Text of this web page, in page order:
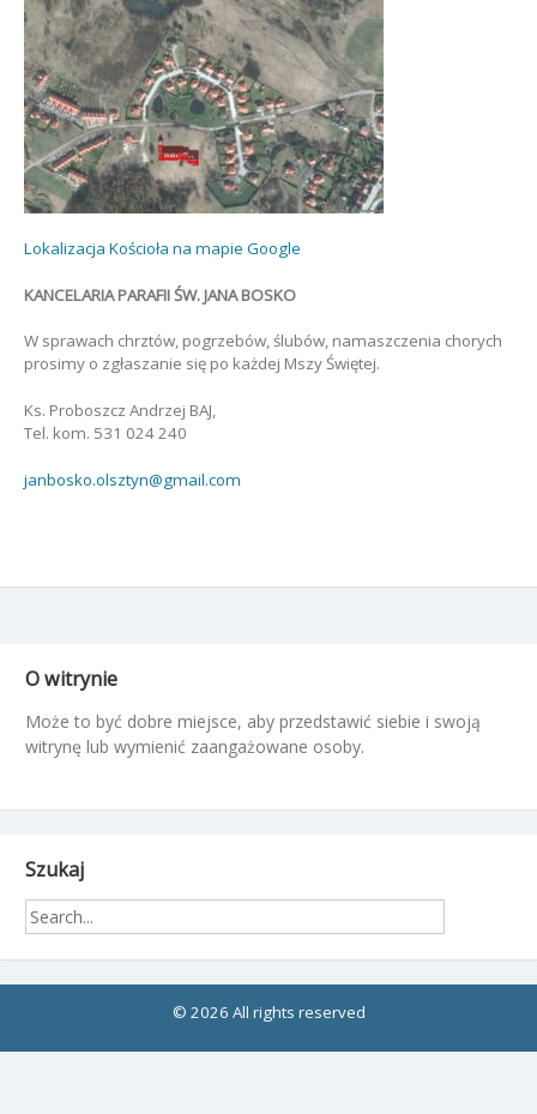
Lokalizacja Kościoła na mapie Google
KANCELARIA PARAFII ŚW. JANA BOSKO
W sprawach chrztów, pogrzebów, ślubów, namaszczenia chorych
prosimy o zgłaszanie się po każdej Mszy Świętej.
Ks. Proboszcz Andrzej BAJ,
Tel. kom. 531 024 240
janbosko.olsztyn@gmail.com
O witrynie
Może to być dobre miejsce, aby przedstawić siebie i swoją
witrynę lub wymienić zaangażowane osoby.
Szukaj
© 2026 All rights reserved